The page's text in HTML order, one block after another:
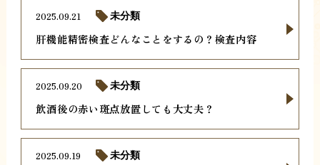
肝機能精密検査どんなことをするの？検査内容
2025.09.21 未分類
飲酒後の赤い斑点放置しても大丈夫？
2025.09.20 未分類
2025.09.19 未分類